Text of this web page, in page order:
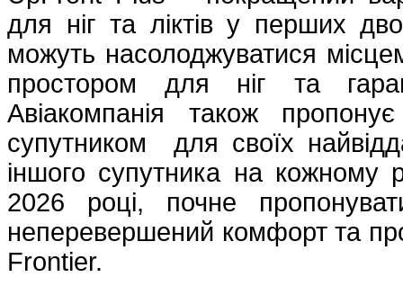
для ніг та ліктів у перших
можуть насолоджуватися
простором для ніг та
Авіакомпанія також
супутником для своїх
іншого супутника на кожному
2026 році, почне
неперевершений комфорт та
Frontier.